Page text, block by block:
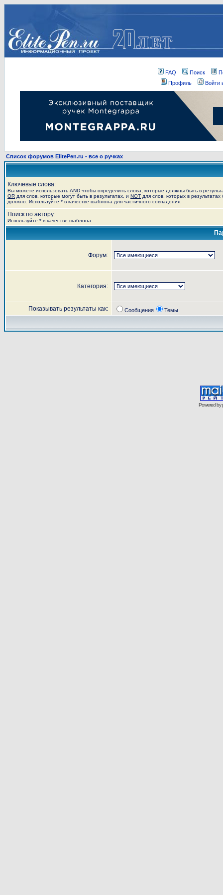
FAQ Поиск
Профиль
Войти
Список форумов ElitePen.ru - все о ручках
Ключевые слова:
Вы можете использовать AND чтобы определить слова, которые должны быть в
OR для слов, которые могут быть в результатах, и NOT для слов, которых в результатах
должно. Используйте * в качестве шаблона для частичного совпадения.
Поиск по автору:
Используйте * в качестве шаблона
Форум:
Категория:
Показывать результаты как: Сообщения Темы
Powered by